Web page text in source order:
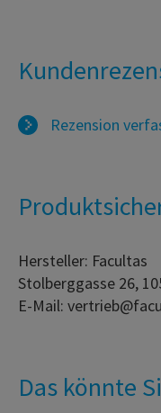
Rezension
Hersteller: Facultas
Stolberggasse 26,
E-Mail:
Das könnte